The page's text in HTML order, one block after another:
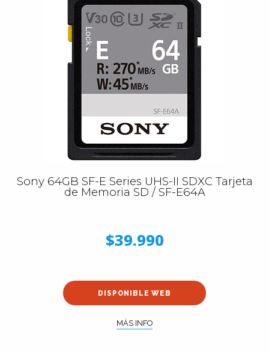
Sony 64GB SF-E Series UHS-II SDXC Tarjeta
de Memoria SD / SF-E64A
$39.990
DISPONIBLE WEB
MÁS INFO